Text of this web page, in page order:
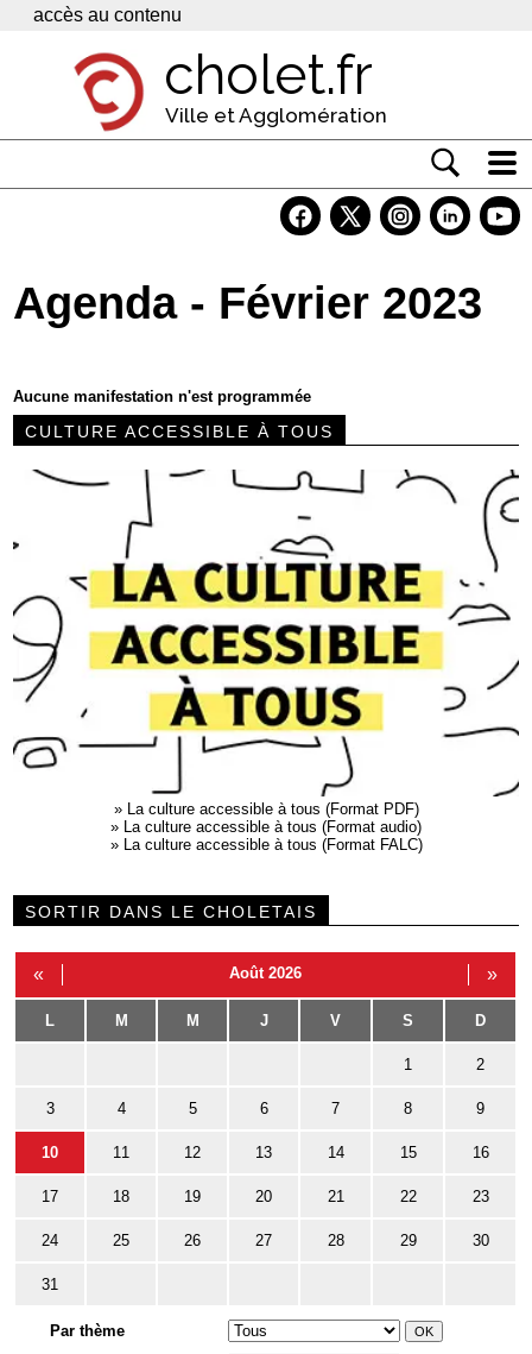
Panneau de gestion des cookies
accès au contenu
cholet.fr
Ville et Agglomération
Economie
Contacts
Agenda - Février 2023
Aucune manifestation n'est programmée
CULTURE ACCESSIBLE À TOUS
»
La culture accessible à tous (Format PDF)
»
La culture accessible à tous (Format audio)
»
La culture accessible à tous (Format FALC)
SORTIR DANS LE CHOLETAIS
« Août 2026 »
L M M J V S D
1 2
3 4 5 6 7 8 9
10 11 12 13 14 15 16
17 18 19 20 21 22 23
24 25 26 27 28 29 30
31
Par thème